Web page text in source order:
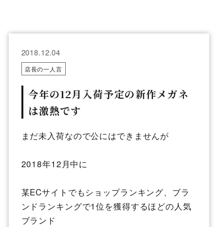
2018.12.04
店長の一人言
今年の12月入荷予定の新作メガネ
は激熱です
まだ未入荷なので公にはできませんが
2018年12月中に
某ECサイトでもショップランキング、ブラ
ンドランキングで1位を獲得するほどの人気
ブランド